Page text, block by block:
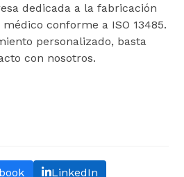
dedicada a la fabricación
conforme a ISO 13485.
personalizado, basta
con nosotros.
LinkedIn